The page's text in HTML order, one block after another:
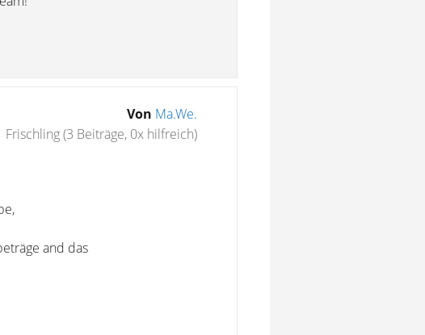
Von Ma.We.
Frischling(3 Beiträge, 0x hilfreich)
and das